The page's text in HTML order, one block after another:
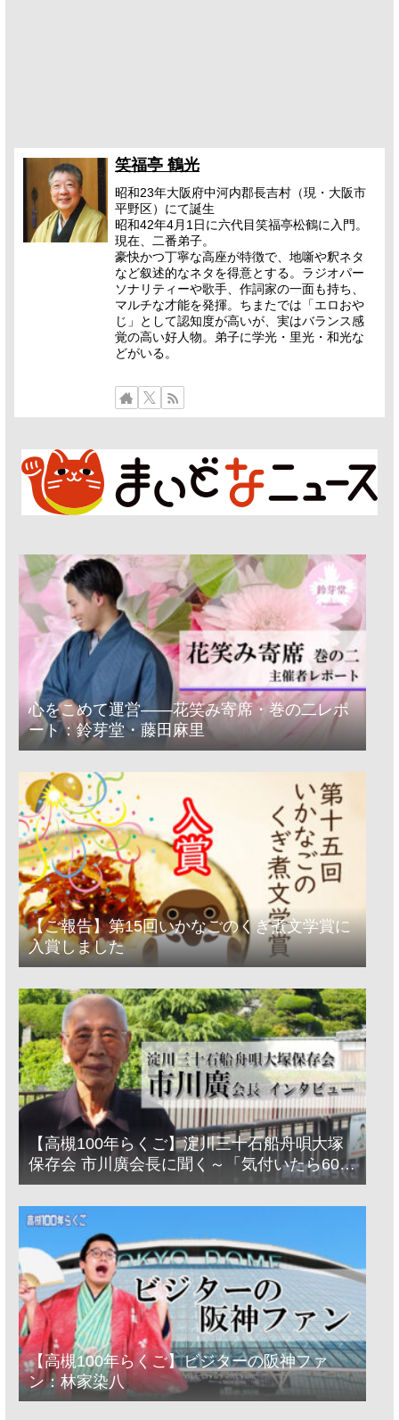
笑福亭 鶴光
昭和23年大阪府中河内郡長吉村（現・大阪市
平野区）にて誕生
昭和42年4月1日に六代目笑福亭松鶴に入門。
現在、二番弟子。
豪快かつ丁寧な高座が特徴で、地噺や釈ネタ
など叙述的なネタを得意とする。ラジオパー
ソナリティーや歌手、作詞家の一面も持ち、
マルチな才能を発揮。ちまたでは「エロおや
じ」として認知度が高いが、実はバランス感
覚の高い好人物。弟子に学光・里光・和光な
どがいる。
心をこめて運営――花笑み寄席・巻の二レポ
ート：鈴芽堂・藤田麻里
【ご報告】第15回いかなごのくぎ煮文学賞に
入賞しました
【高槻100年らくご】淀川三十石船舟唄大塚
保存会 市川廣会長に聞く～「気付いたら60年
経っとった」
【高槻100年らくご】ビジターの阪神ファ
ン：林家染八